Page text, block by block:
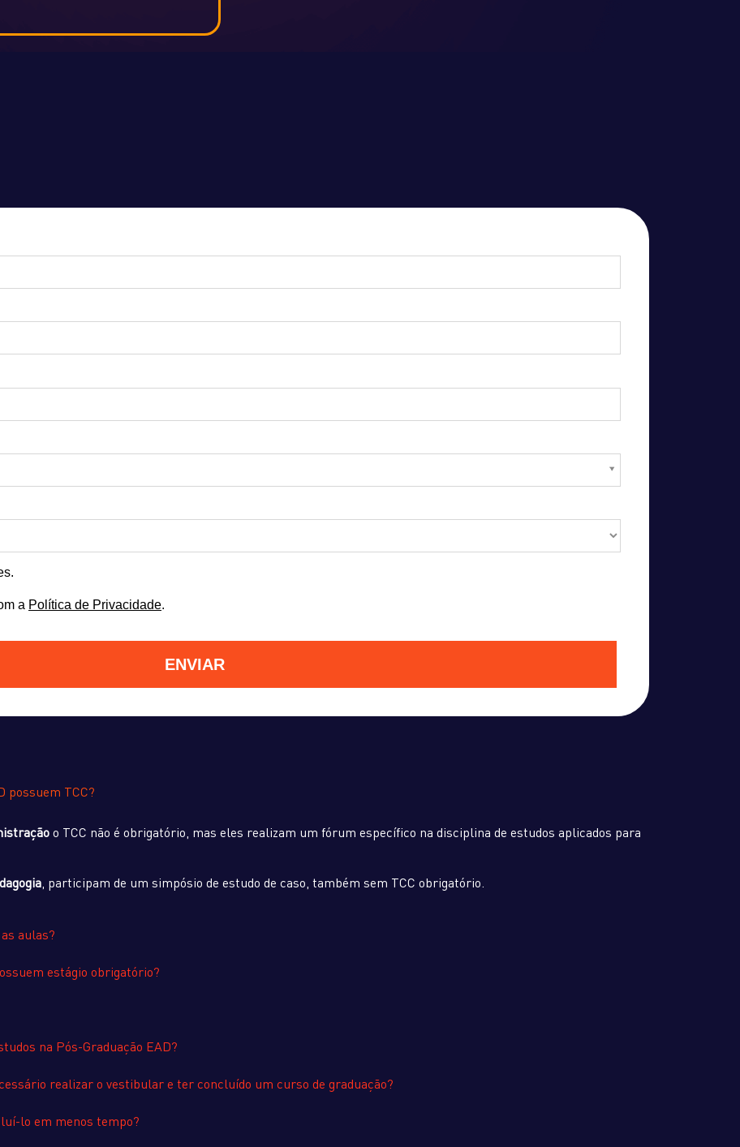
a Política de Privacidade.
ENVIAR
possuem TCC?
o TCC não é obrigatório, mas eles realizam um fórum específico na disciplina de estudos aplicados para
, participam de um simpósio de estudo de caso, também sem TCC obrigatório.
aulas?
estágio obrigatório?
na Pós-Graduação EAD?
realizar o vestibular e ter concluído um curso de graduação?
lo em menos tempo?